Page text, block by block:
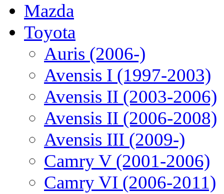
Mazda
Toyota
Auris (2006-)
Avensis I (1997-2003)
Avensis II (2003-2006)
Avensis II (2006-2008)
Avensis III (2009-)
Camry V (2001-2006)
Camry VI (2006-2011)